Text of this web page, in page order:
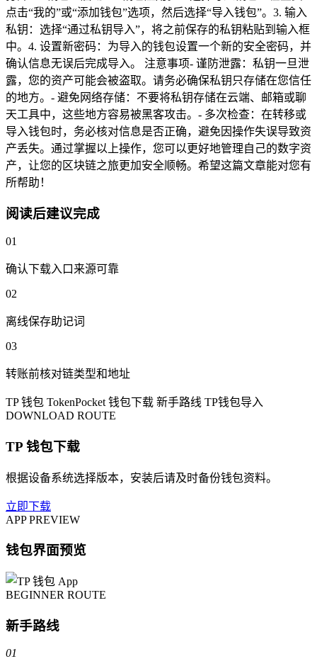
点击“我的”或“添加钱包”选项，然后选择“导入钱包”。3. 输入
私钥：选择“通过私钥导入”，将之前保存的私钥粘贴到输入框
中。4. 设置新密码：为导入的钱包设置一个新的安全密码，并
确认信息无误后完成导入。 注意事项- 谨防泄露：私钥一旦泄
露，您的资产可能会被盗取。请务必确保私钥只存储在您信任
的地方。- 避免网络存储：不要将私钥存储在云端、邮箱或聊
天工具中，这些地方容易被黑客攻击。- 多次检查：在转移或
导入钱包时，务必核对信息是否正确，避免因操作失误导致资
产丢失。通过掌握以上操作，您可以更好地管理自己的数字资
产，让您的区块链之旅更加安全顺畅。希望这篇文章能对您有
所帮助！
阅读后建议完成
01
确认下载入口来源可靠
02
离线保存助记词
03
转账前核对链类型和地址
TP 钱包 TokenPocket 钱包下载 新手路线 TP钱包导入
DOWNLOAD ROUTE
TP 钱包下载
根据设备系统选择版本，安装后请及时备份钱包资料。
立即下载
APP PREVIEW
钱包界面预览
BEGINNER ROUTE
新手路线
01